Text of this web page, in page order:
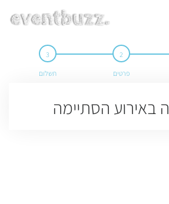
פרטים תשלום
באירוע הסתיימה